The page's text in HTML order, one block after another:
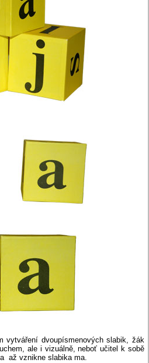
vytváření dvoupísmenových slabik, žák
ale i vizuálně, neboť učitel k sobě
až vznikne slabika ma.